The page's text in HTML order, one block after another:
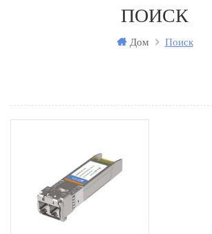
ПОИСК
Дом Поиск